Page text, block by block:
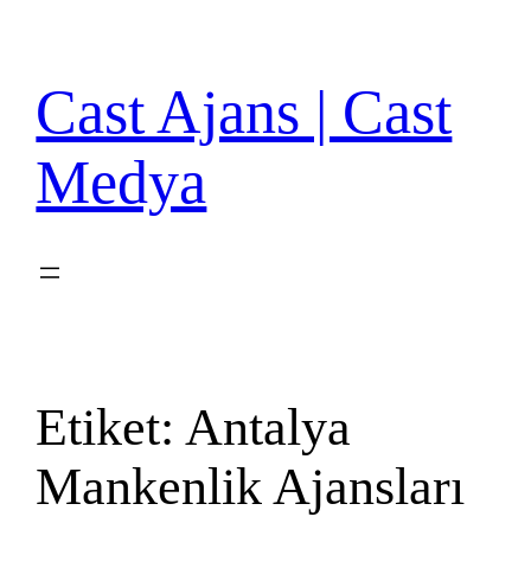
Cast Ajans | Cast
Medya
Etiket:Antalya
Mankenlik Ajansları